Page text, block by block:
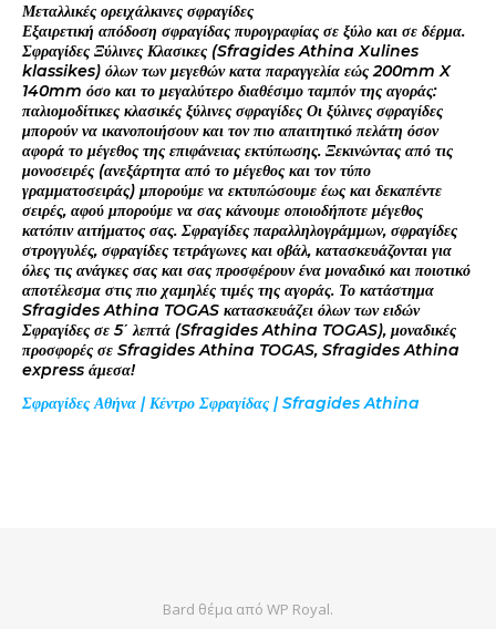
Μεταλλικές ορειχάλκινες σφραγίδες
Εξαιρετική απόδοση σφραγίδας πυρογραφίας σε ξύλο και σε δέρμα.
Σφραγίδες Ξύλινες Κλασικες (Sfragides Athina Xulines
klassikes) όλων των μεγεθών κατα παραγγελία εώς 200mm X
140mm όσο και το μεγαλύτερο διαθέσιμο ταμπόν της αγοράς:
παλιομοδίτικες κλασικές ξύλινες σφραγίδες Οι ξύλινες σφραγίδες
μπορούν να ικανοποιήσουν και τον πιο απαιτητικό πελάτη όσον
αφορά το μέγεθος της επιφάνειας εκτύπωσης. Ξεκινώντας από τις
μονοσειρές (ανεξάρτητα από το μέγεθος και τον τύπο
γραμματοσειράς) μπορούμε να εκτυπώσουμε έως και δεκαπέντε
σειρές, αφού μπορούμε να σας κάνουμε οποιοδήποτε μέγεθος
κατόπιν αιτήματος σας. Σφραγίδες παραλληλογράμμων, σφραγίδες
στρογγυλές, σφραγίδες τετράγωνες και οβάλ, κατασκευάζονται για
όλες τις ανάγκες σας και σας προσφέρουν ένα μοναδικό και ποιοτικό
αποτέλεσμα στις πιο χαμηλές τιμές της αγοράς. Το κατάστημα
Sfragides Athina TOGAS κατασκευάζει όλων των ειδών
Σφραγίδες σε 5΄ λεπτά (Sfragides Athina TOGAS), μοναδικές
προσφορές σε Sfragides Athina TOGAS, Sfragides Athina
express άμεσα!
Σφραγίδες Αθήνα | Κέντρο Σφραγίδας | Sfragides Athina
Bard θέμα από WP Royal.